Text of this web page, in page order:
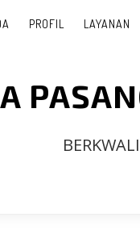
PROFIL LAYANAN